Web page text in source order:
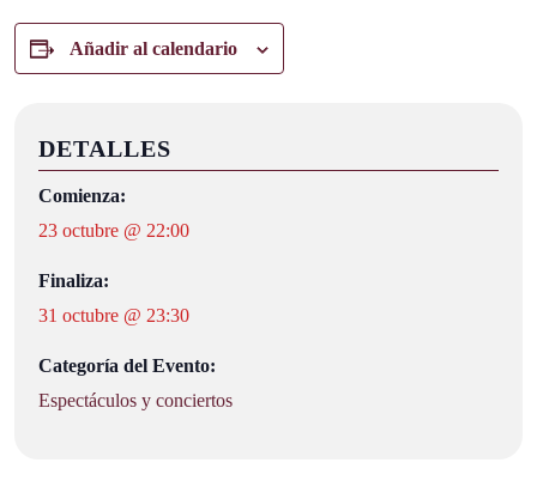
Añadir al calendario
DETALLES
Comienza:
23 octubre @ 22:00
Finaliza:
31 octubre @ 23:30
Categoría del Evento:
Espectáculos y conciertos